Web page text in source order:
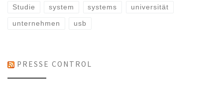
Studie system systems universität
unternehmen usb
PRESSE CONTROL